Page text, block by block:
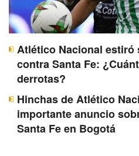
Atlético Nacional estiró
contra Santa Fe:
derrotas?
Hinchas de Atlético
importante anuncio
Santa Fe en Bogotá